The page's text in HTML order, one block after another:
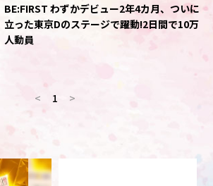
BE:FIRST わずかデビュー2年4カ月、ついに
立った東京Dのステージで躍動!2日間で10万
人動員
< 1 >